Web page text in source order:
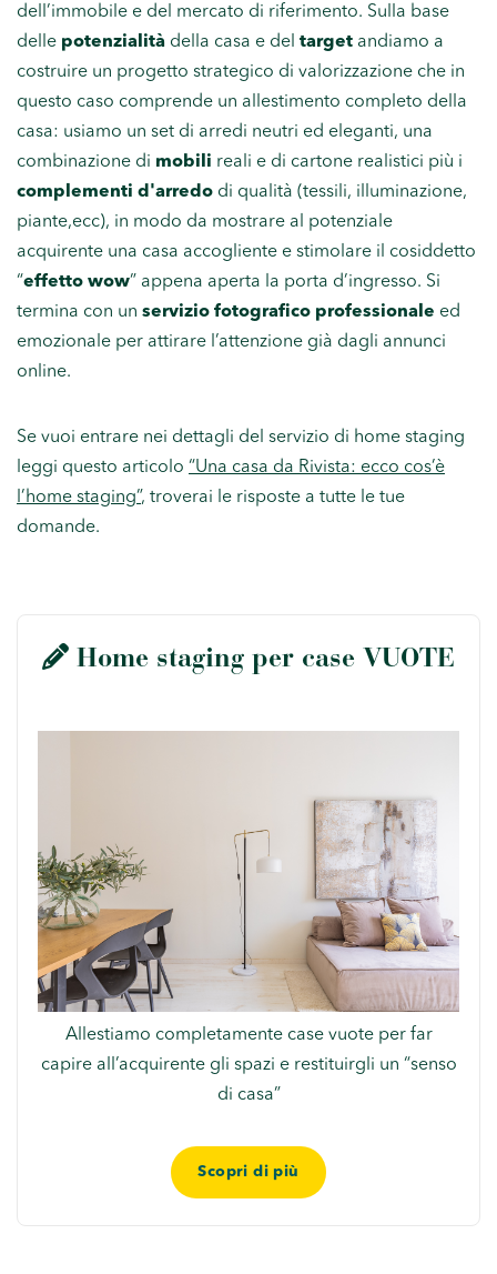
dell’immobile e del mercato di riferimento. Sulla base
delle potenzialità della casa e del target andiamo a
costruire un progetto strategico di valorizzazione che in
questo caso comprende un allestimento completo della
casa: usiamo un set di arredi neutri ed eleganti, una
combinazione di mobili reali e di cartone realistici più i
complementi d'arredo di qualità (tessili, illuminazione,
piante,ecc), in modo da mostrare al potenziale
acquirente una casa accogliente e stimolare il cosiddetto
“effetto wow” appena aperta la porta d’ingresso. Si
termina con un servizio fotografico professionale ed
emozionale per attirare l’attenzione già dagli annunci
online.
Se vuoi entrare nei dettagli del servizio di home staging
leggi questo articolo “Una casa da Rivista: ecco cos’è
l’home staging”, troverai le risposte a tutte le tue
domande.
Home staging per case VUOTE
Allestiamo completamente case vuote per far
capire all’acquirente gli spazi e restituirgli un “senso
di casa”
Scopri di più